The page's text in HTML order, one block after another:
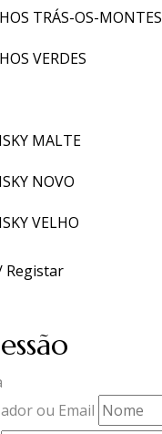
TRÁS-OS-MONTES
VERDES
MALTE
NOVO
VELHO
Registar
ou Email